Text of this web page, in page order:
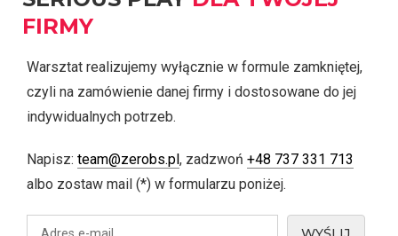
FIRMY
Warsztat realizujemy wyłącznie w formule zamkniętej,
czyli na zamówienie danej firmy i dostosowane do jej
indywidualnych potrzeb.
Napisz: team@zerobs.pl, zadzwoń +48 737 331 713
albo zostaw mail (*) w formularzu poniżej.